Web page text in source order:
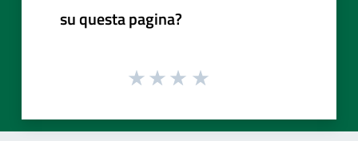
su questa pagina?